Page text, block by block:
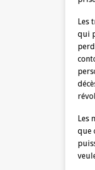
Les
qui
Les
que